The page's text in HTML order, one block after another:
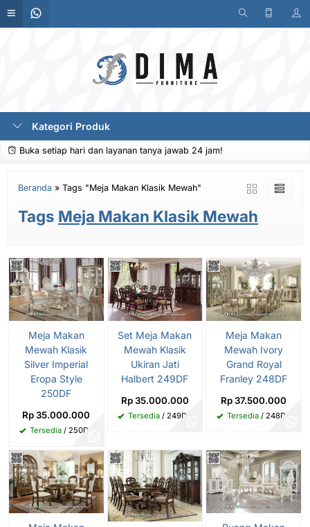
Kategori Produk
Buka setiap hari dan layanan tanya jawab 24 jam!
Beranda » Tags "Meja Makan Klasik Mewah"
Tags Meja Makan Klasik Mewah
Meja Makan
Mewah Klasik
Silver Imperial
Eropa Style
250DF
Rp 35.000.000
Tersedia/ 250DF
Set Meja Makan
Mewah Klasik
Ukiran Jati
Halbert 249DF
Rp 35.000.000
Tersedia / 249DF
Meja Makan
Mewah Ivory
Grand Royal
Franley 248DF
Rp 37.500.000
Tersedia / 248DF